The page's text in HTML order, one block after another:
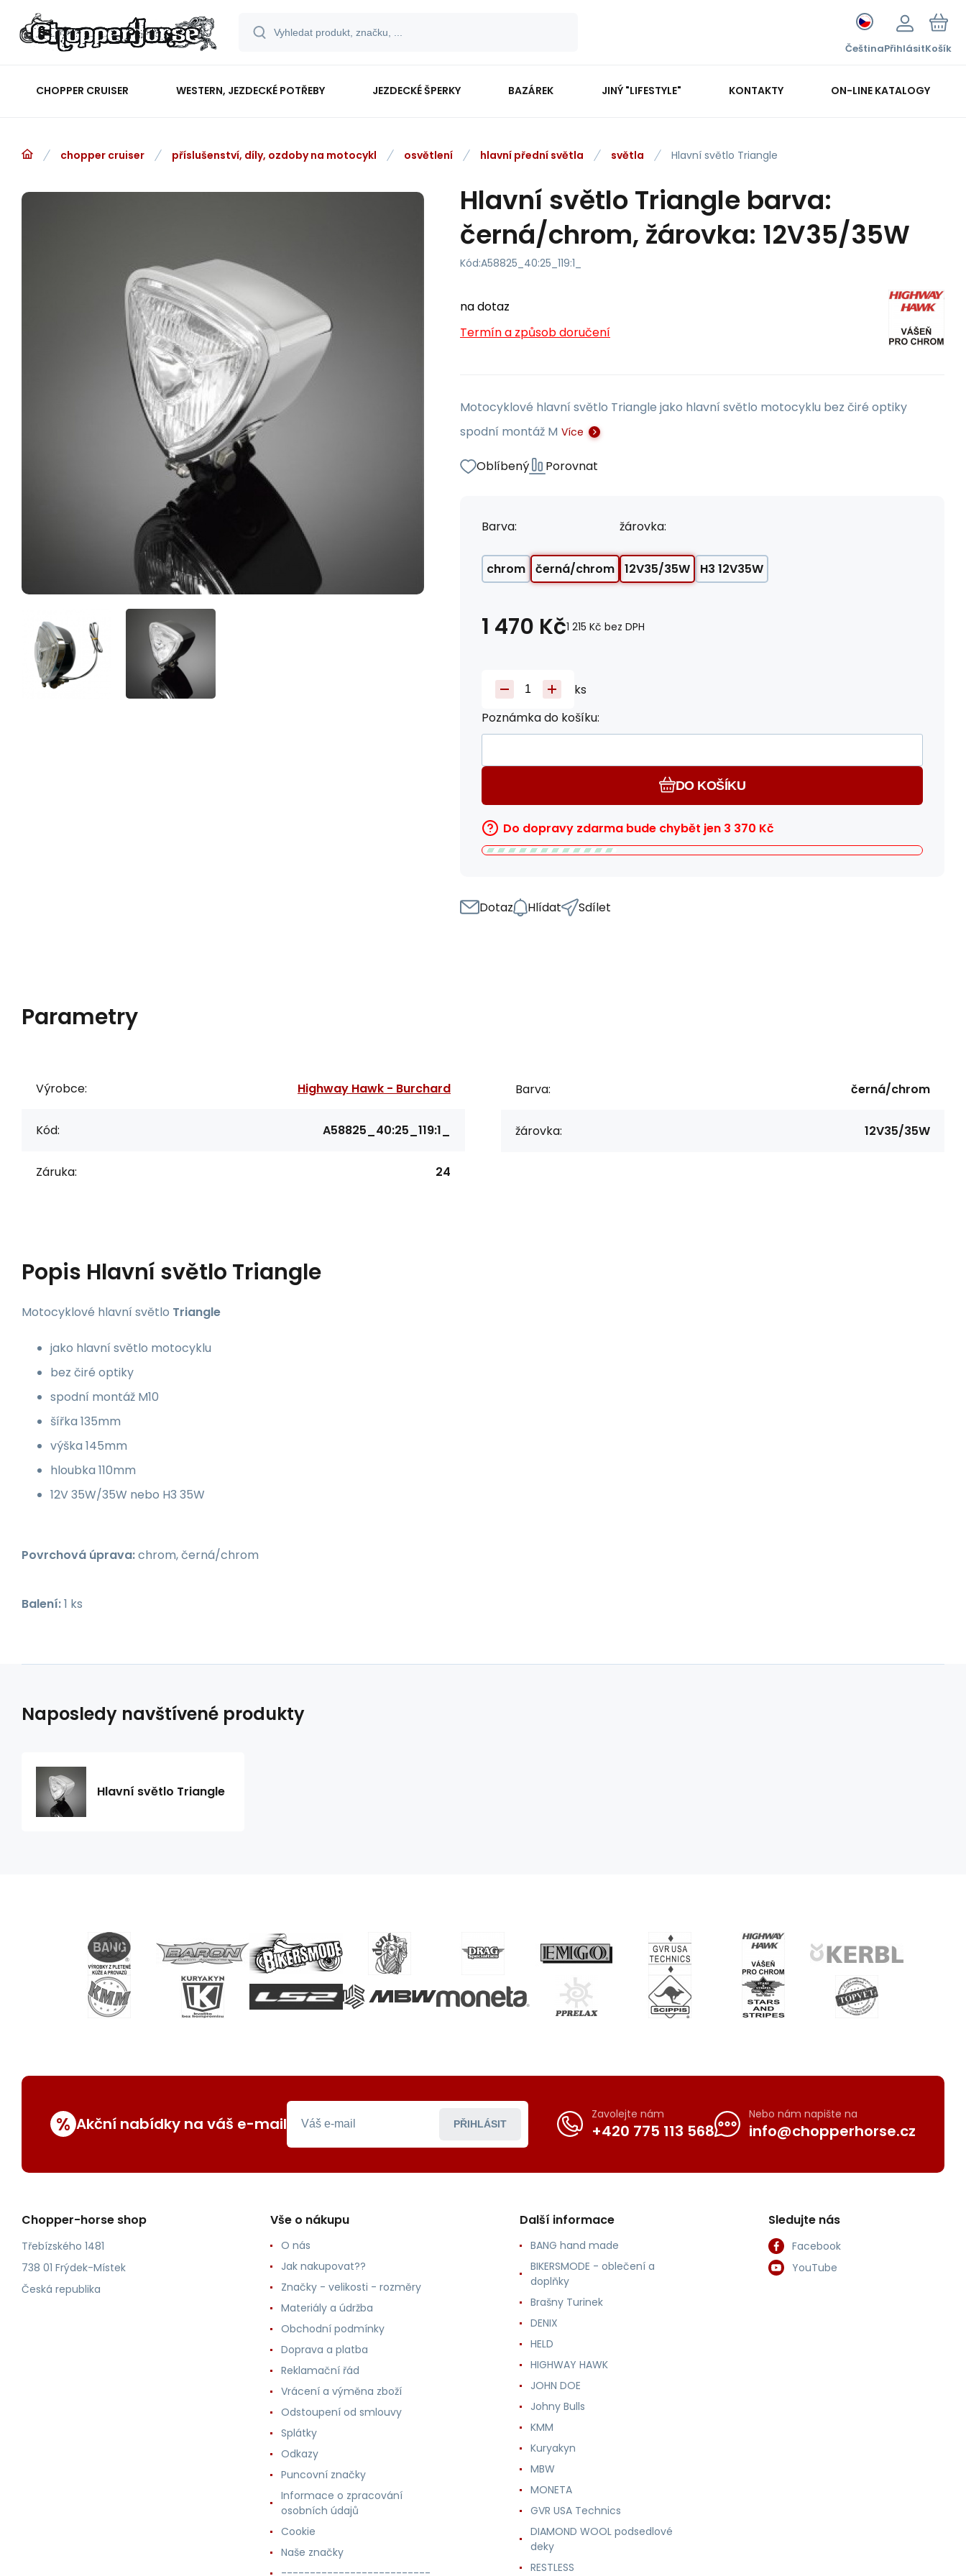
ČeštinaPřihlásitKošík
CHOPPER CRUISER WESTERN, JEZDECKÉ POTŘEBY JEZDECKÉ ŠPERKY BAZÁREK JINÝ "LIFESTYLE" KONTAKTY ON-LINE KATALOGY
chopper cruiser příslušenství, díly, ozdoby na motocykl osvětlení hlavní přední světla světla Hlavní světlo Triangle
Hlavní světlo Triangle barva:
černá/chrom, žárovka: 12V35/35W
Kód:A58825_40:25_119:1_
na dotaz
Termín a způsob doručení
Motocyklové hlavní světlo Triangle jako hlavní světlo motocyklu bez čiré optiky
spodní montáž M Více
Oblíbený Porovnat
Barva:
chrom černá/chrom
žárovka:
12V35/35W H3 12V35W
1 470 Kč1 215 Kč bez DPH
ks
Poznámka do košíku:
DO KOŠÍKU
Do dopravy zdarma bude chybět jen 3 370 Kč
Dotaz Hlídat Sdílet
Parametry
Výrobce: Highway Hawk - Burchard
Kód: A58825_40:25_119:1_
Záruka: 24
Barva: černá/chrom
žárovka: 12V35/35W
Popis Hlavní světlo Triangle
Motocyklové hlavní světlo Triangle
jako hlavní světlo motocyklu
bez čiré optiky
spodní montáž M10
šířka 135mm
výška 145mm
hloubka 110mm
12V 35W/35W nebo H3 35W
Povrchová úprava:chrom, černá/chrom
Balení:1 ks
Naposledy navštívené produkty
Hlavní světlo Triangle
% Akční nabídky na váš e-mail PŘIHLÁSIT
Zavolejte nám
+420 775 113 568
Nebo nám napište na
info@chopperhorse.cz
Chopper-horse shop
Třebízského 1481
738 01 Frýdek-Místek
Česká republika
Vše o nákupu
O nás
Jak nakupovat??
Značky - velikosti - rozměry
Materiály a údržba
Obchodní podmínky
Doprava a platba
Reklamační řád
Vrácení a výměna zboží
Odstoupení od smlouvy
Splátky
Odkazy
Puncovní značky
Informace o zpracování
osobních údajů
Cookie
Naše značky
--------------------------
Další informace
BANG hand made
BIKERSMODE - oblečení a
doplňky
Brašny Turinek
DENIX
HELD
HIGHWAY HAWK
JOHN DOE
Johny Bulls
KMM
Kuryakyn
MBW
MONETA
GVR USA Technics
DIAMOND WOOL podsedlové
deky
RESTLESS
Sledujte nás
Facebook
YouTube